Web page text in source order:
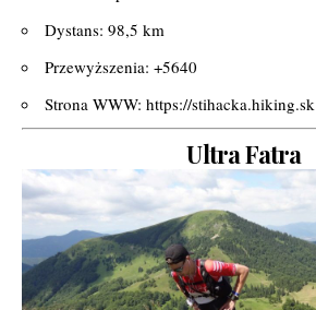
Dystans: 98,5 km
Przewyższenia: +5640
Strona WWW: https://stihacka.hiking.sk
Ultra Fatra